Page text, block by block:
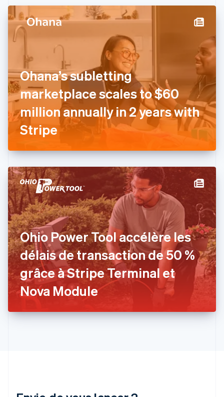
Ohana’s subletting
marketplace scales to $60
million annually in 2 years with
Stripe
Ohio Power Tool accélère les
délais de transaction de 50 %
grâce à Stripe Terminal et
Nova Module
Chine continentale
Croatie
English Italiano
Danemark
English
Émirats arabes unis
English
Espagne
EspañolEnglish
English
États-Unis
EnglishEspañol 简体中文
Finlande
English Svenska
France
Français English
Gibraltar
English
Grèce
English
Hongrie
English
Inde
English
English